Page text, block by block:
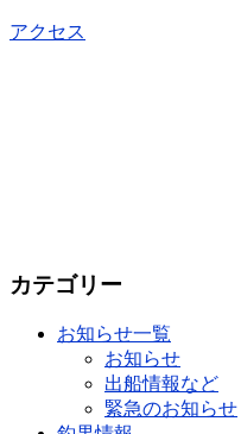
アクセス
カテゴリー
お知らせ一覧
お知らせ
出船情報など
緊急のお知らせ